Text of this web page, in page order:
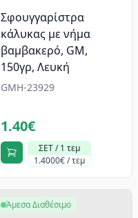
Σφουγγαρίστρα
κάλυκας με νήμα
βαμβακερό, GM,
150γρ, Λευκή
GMH-23929
1.40€
ΣΕΤ / 1 τεμ
1.4000€ / τεμ
Άμεσα Διαθέσιμο